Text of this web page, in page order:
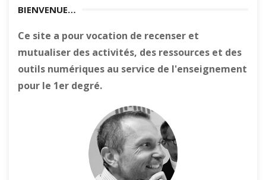
BIENVENUE…
Ce site a pour vocation de recenser et
mutualiser des activités, des ressources et des
outils numériques au service de l'enseignement
pour le 1er degré.